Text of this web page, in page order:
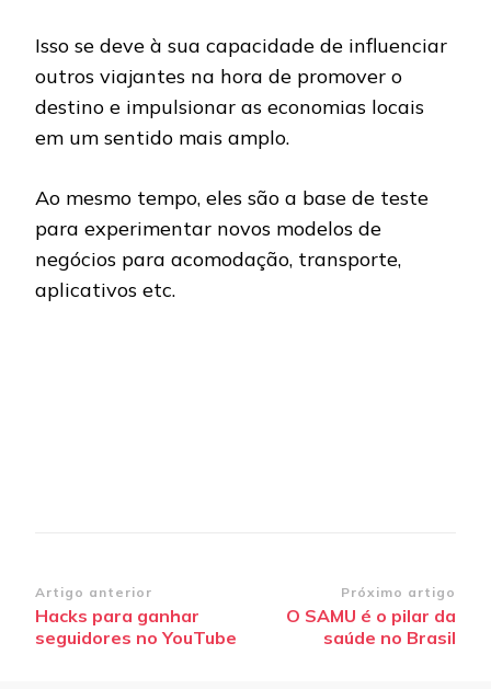
Isso se deve à sua capacidade de influenciar
outros viajantes na hora de promover o
destino e impulsionar as economias locais
em um sentido mais amplo.
Ao mesmo tempo, eles são a base de teste
para experimentar novos modelos de
negócios para acomodação, transporte,
aplicativos etc.
Navegação
de
Artigo anterior
Hacks para ganhar
seguidores no YouTube
Próximo artigo
O SAMU é o pilar da
saúde no Brasil